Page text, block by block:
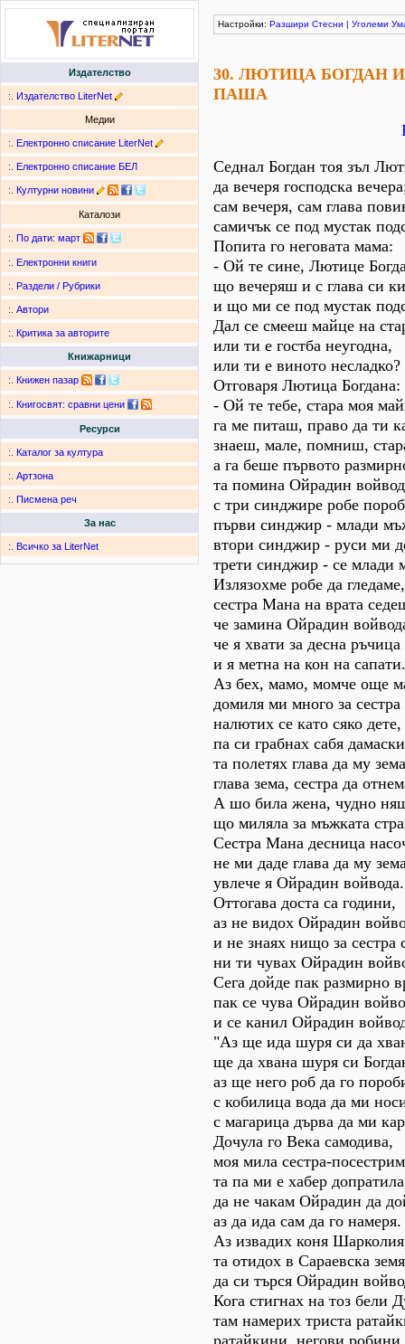
Издателство
:. Издателство LiterNet
Медии
:. Електронно списание LiterNet
:. Електронно списание БЕЛ
:. Културни новини
Каталози
:. По дати: март
:. Електронни книги
:. Раздели / Рубрики
:. Автори
:. Критика за авторите
Книжарници
:. Книжен пазар
:. Книгосвят: сравни цени
Ресурси
:. Каталог за култура
:. Артзона
:. Писмена реч
За нас
:. Всичко за LiterNet
Настройки: Разшири Стесни | Уголеми
30. ЛЮТИЦА БОГДАН
ПАША
Седнал Богдан тоя зъл
да вечеря господска
сам вечеря, сам глава
самичък се под мустак
Попита го неговата мама:
- Ой те сине, Лютице
що вечеряш и с глава си
и що ми се под мустак
Дал се смееш майце на
или ти е гостба неугодна,
или ти е виното несладко?
Отговаря Лютица Богдана:
- Ой те тебе, стара моя
га ме питаш, право да ти
знаеш, мале, помниш,
а га беше първото
та помина Ойрадин
с три синджире робе
първи синджир - млади
втори синджир - руси ми
трети синджир - се млади
Излязохме робе да гледаме,
сестра Мана на врата
че замина Ойрадин
че я хвати за десна ръчица
и я метна на кон на сапати.
Аз бех, мамо, момче още
домиля ми много за
налютих се като сяко дете,
па си грабнах сабя
та полетях глава да му
глава зема, сестра да
А шо била жена, чудно
що миляла за мъжката
Сестра Мана десница
не ми даде глава да му
увлече я Ойрадин войвода.
Оттогава доста са години,
аз не видох Ойрадин
и не знаях нищо за сестра
ни ти чувах Ойрадин
Сега дойде пак размирно
пак се чува Ойрадин
и се канил Ойрадин
"Аз ще ида шуря си да
ще да хвана шуря си
аз ще него роб да го
с кобилица вода да ми
с магарица дърва да ми
Дочула го Века самодива,
моя мила сестра-
та па ми е хабер
да не чакам Ойрадин да
аз да ида сам да го намеря.
Аз извадих коня
та отидох в Сараевска
да си търся Ойрадин
Кога стигнах на тоз бели
там намерих триста
ратайкини, негови робини,